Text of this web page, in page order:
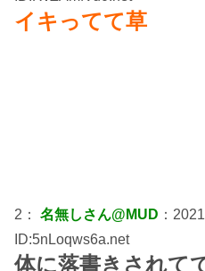
イキってて草
2： 名無しさん@MUD ：
ID:5nLoqws6a.net
体に落書きされて